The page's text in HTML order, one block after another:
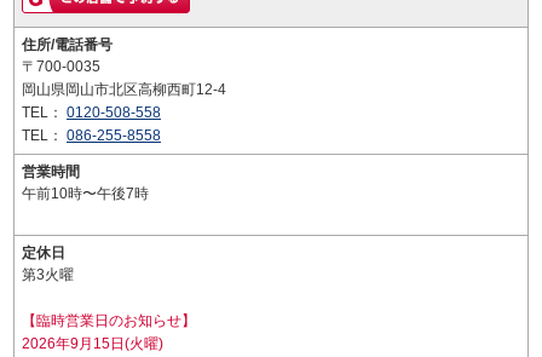
住所/電話番号
〒700-0035
岡山県岡山市北区高柳西町12-4
TEL： 0120-508-558
TEL： 086-255-8558
営業時間
午前10時〜午後7時
定休日
第3火曜
【臨時営業日のお知らせ】
2026年9月15日(火曜)